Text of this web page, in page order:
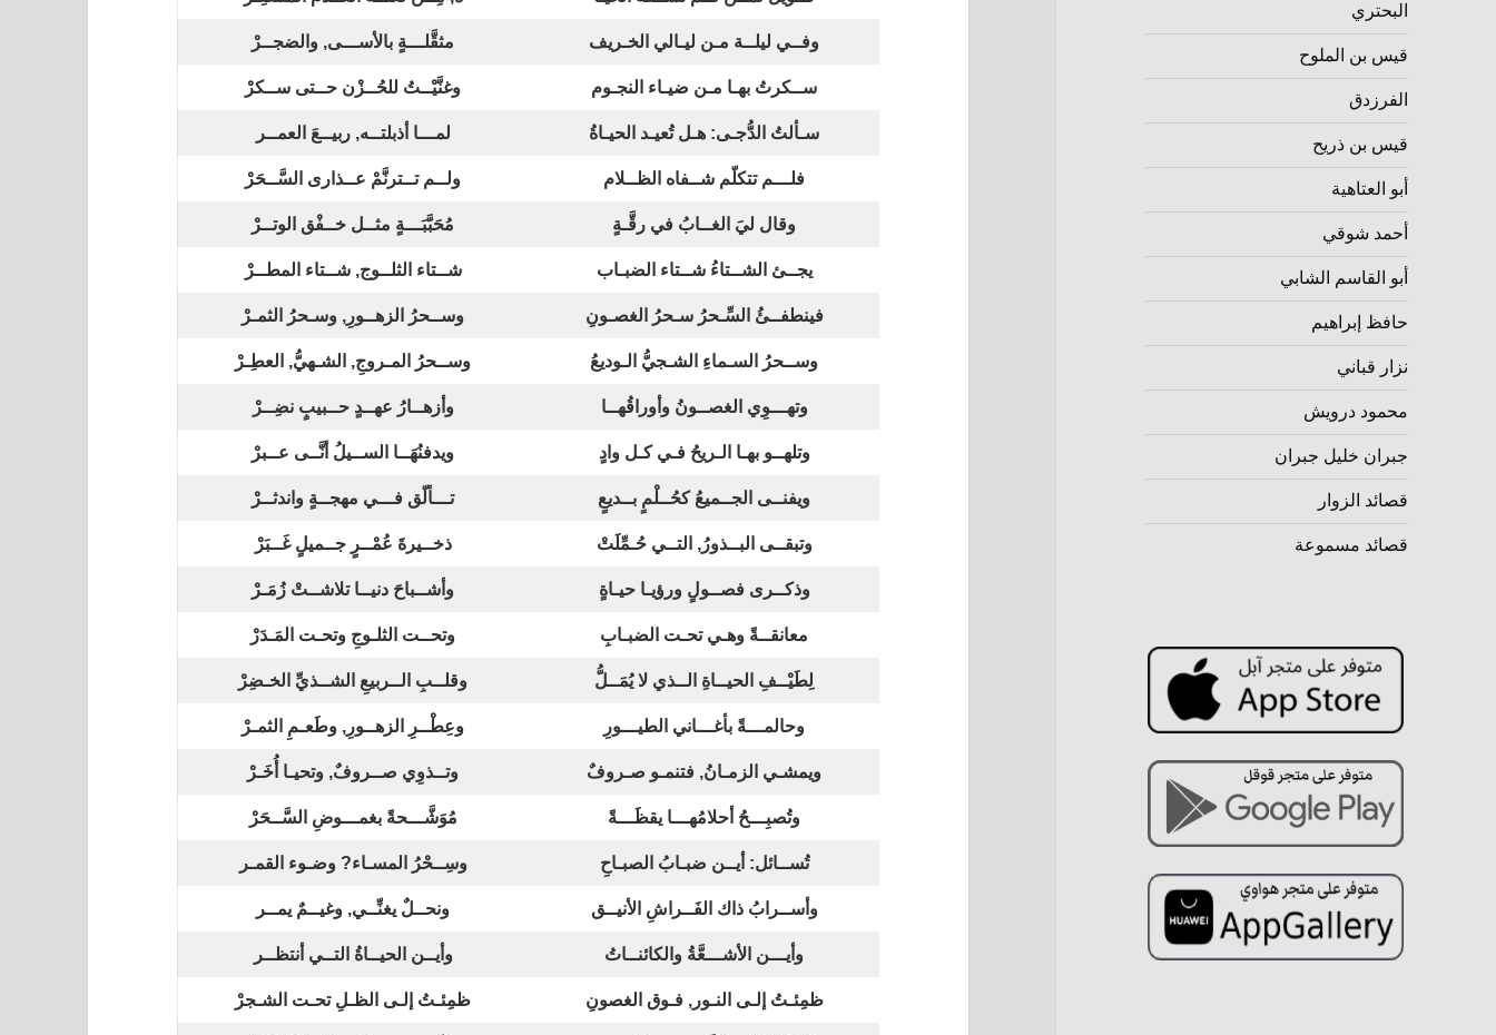
البحتري
قيس بن الملوح
الفرزدق
قيس بن ذريح
أبو العتاهية
أحمد شوقي
أبو القاسم الشابي
حافظ إبراهيم
نزار قباني
محمود درويش
جبران خليل جبران
قصائد الزوار
قصائد مسموعة
وفــي ليلــة مـن ليـالي الخـريف مثقَّلـــةٍ بالأســـى, والضجــرْ
ســكرتُ بهـا مـن ضيـاء النجـوم وغنَّيْــتُ للحُــزْن حــتى ســكرْ
سـألتُ الدُّجـى: هـل تُعيـد الحيـاةُ لمـــا أذبلتــه, ربيــعَ العمــر
فلـــم تتكلّم شــفاه الظــلام ولــم تــترنَّمْ عــذارى السَّــحَرْ
وقال ليَ الغــابُ في رقَّـةٍ مُحَبَّبَـــةٍ مثــل خــفْق الوتــرْ
يجــئ الشــتاءُ شــتاء الضبـاب شــتاء الثلــوج, شــتاء المطــرْ
فينطفــئُ السِّـحرُ سـحرُ الغصـونِ وســحرُ الزهــورِ, وسـحرُ الثمـرْ
وســحرُ السـماءِ الشـجيُّ الـوديعُ وســحرُ المـروجِ, الشـهيُّ, العطِـرْ
وتهـــوِي الغصــونُ وأوراقُهــا وأزهــارُ عهــدٍ حــبيبٍ نضِــرْ
وتلهــو بهـا الـريحُ فـي كـل وادٍ ويدفنُهَــا الســيلُ أنَّــى عــبرْ
ويفنــى الجــميعُ كحُــلْمٍ بــديعٍ تـــألّق فـــي مهجــةٍ واندثــرْ
وتبقــى البــذورُ, التــي حُـمِّلَتْ ذخــيرةَ عُمْــرٍ جــميلٍ غَــبَرْ
وذكــرى فصــولٍ ورؤيـا حيـاةٍ وأشــباحَ دنيــا تلاشــتْ زُمَـرْ
معانقــةً وهـي تحـت الضبـابِ وتحــت الثلـوجِ وتحـت المَـدَرْ
لِطَيْــفِ الحيــاةِ الــذي لا يُمَــلُّ وقلــبِ الــربيعِ الشــذيِّ الخـضِرْ
وحالمـــةً بأغـــاني الطيـــورِ وعِطْــرِ الزهــورِ, وطَعـمِ الثمـرْ
ويمشـي الزمـانُ, فتنمـو صـروفٌ وتــذوِي صــروفٌ, وتحيـا أُخَـرْ
وتُصبِـــحُ أحلامُهـــا يقظَـــةً مُوَشَّـــحةً بغمـــوضِ السَّــحَرْ
تُســائل: أيــن ضبـابُ الصبـاحِ وسِــحْرُ المسـاء? وضـوء القمـر
وأســرابُ ذاك الفَــراشِ الأنيــق ونحــلٌ يغنِّــي, وغيــمٌ يمــر
وأيـــن الأشـــعَّةُ والكائنــاتُ وأيــن الحيــاةُ التــي أنتظــر
ظمِئـتُ إلـى النـور, فـوق الغصونِ ظمِئـتُ إلـى الظـلِ تحـت الشـجرْ